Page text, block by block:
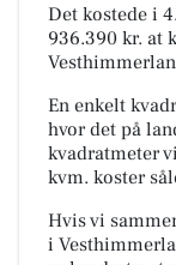
Det kostede i
936.390 kr. at
En enkelt
hvor det på
kvadratmeter
kvm. koster
Hvis vi
i